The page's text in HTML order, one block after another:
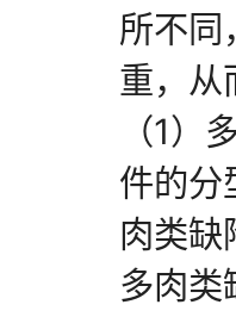
所不同
重，从
（1）
件的分
肉类缺
多肉类